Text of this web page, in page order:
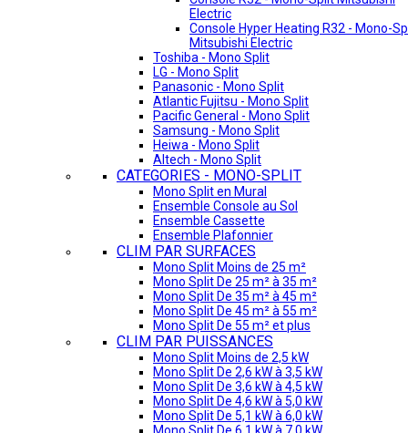
Electric
Console Hyper Heating R32 - Mono-
Mitsubishi Electric
Toshiba - Mono Split
LG - Mono Split
Panasonic - Mono Split
Atlantic Fujitsu - Mono Split
Pacific General - Mono Split
Samsung - Mono Split
Heiwa - Mono Split
Altech - Mono Split
CATEGORIES - MONO-SPLIT
Mono Split en Mural
Ensemble Console au Sol
Ensemble Cassette
Ensemble Plafonnier
CLIM PAR SURFACES
Mono Split Moins de 25 m²
Mono Split De 25 m² à 35 m²
Mono Split De 35 m² à 45 m²
Mono Split De 45 m² à 55 m²
Mono Split De 55 m² et plus
CLIM PAR PUISSANCES
Mono Split Moins de 2,5 kW
Mono Split De 2,6 kW à 3,5 kW
Mono Split De 3,6 kW à 4,5 kW
Mono Split De 4,6 kW à 5,0 kW
Mono Split De 5,1 kW à 6,0 kW